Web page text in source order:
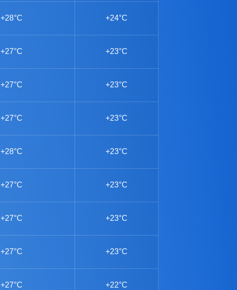
+28°C +24°C
+27°C +23°C
+27°C +23°C
+27°C +23°C
+28°C +23°C
+27°C +23°C
+27°C +23°C
+27°C +23°C
+27°C +22°C